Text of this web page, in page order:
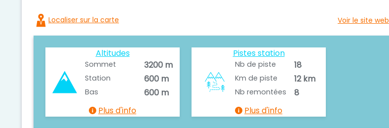
Localiser sur la carte Voir le site web
Altitudes
Sommet 3200 m
Station 600 m
Bas
600 m
Plus d'info
Pistes station
Nb de piste 18
Km de piste 12 km
Nb remontées
8
Plus d'info